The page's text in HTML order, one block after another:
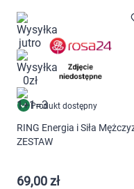
Produkt dostępny
RING Energia i Siła
ZESTAW
69,00 zł